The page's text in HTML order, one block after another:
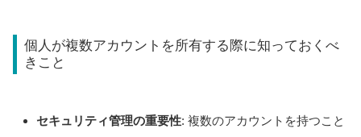
個人が複数アカウントを所有する際に知っておくべ
きこと
セキュリティ管理の重要性: 複数のアカウントを持つこと